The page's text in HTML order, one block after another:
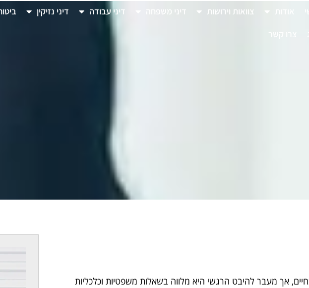
צוואות וירושות דיני משפחה דיני עבודה דיני נזיקין
צרו קשר
אך מעבר להיבט הרגשי היא מלווה בשאלות משפטיות וכלכליות